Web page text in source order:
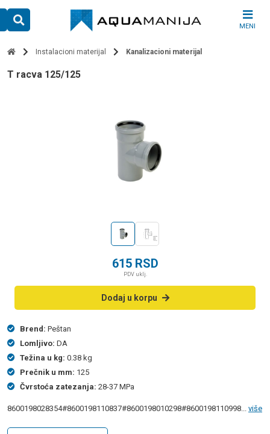
content
MENI
Instalacioni materijal Kanalizacioni materijal
t racva 125/125
615 RSD
PDV uklj.
Dodaj u korpu
Brend: Peštan
Lomljivo: DA
Težina u kg: 0.38 kg
Prečnik u mm: 125
Čvrstoća zatezanja: 28-37 MPa
8600198028354#8600198110837#8600198010298#8600198110998... više